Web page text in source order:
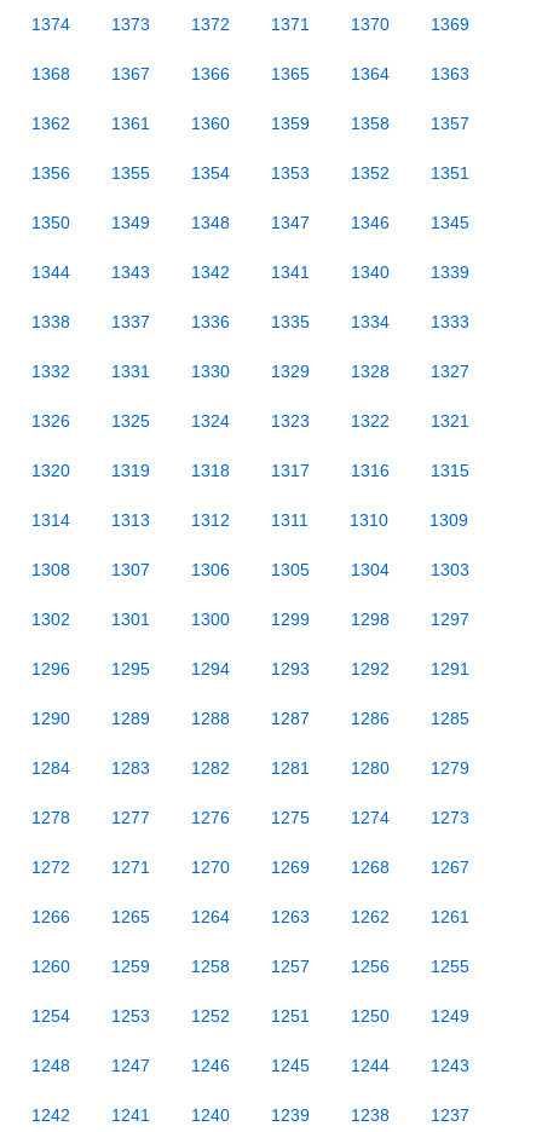
1374 1373 1372 1371 1370 1369
1368 1367 1366 1365 1364 1363
1362 1361 1360 1359 1358 1357
1356 1355 1354 1353 1352 1351
1350 1349 1348 1347 1346 1345
1344 1343 1342 1341 1340 1339
1338 1337 1336 1335 1334 1333
1332 1331 1330 1329 1328 1327
1326 1325 1324 1323 1322 1321
1320 1319 1318 1317 1316 1315
1314 1313 1312 1311 1310 1309
1308 1307 1306 1305 1304 1303
1302 1301 1300 1299 1298 1297
1296 1295 1294 1293 1292 1291
1290 1289 1288 1287 1286 1285
1284 1283 1282 1281 1280 1279
1278 1277 1276 1275 1274 1273
1272 1271 1270 1269 1268 1267
1266 1265 1264 1263 1262 1261
1260 1259 1258 1257 1256 1255
1254 1253 1252 1251 1250 1249
1248 1247 1246 1245 1244 1243
1242 1241 1240 1239 1238 1237